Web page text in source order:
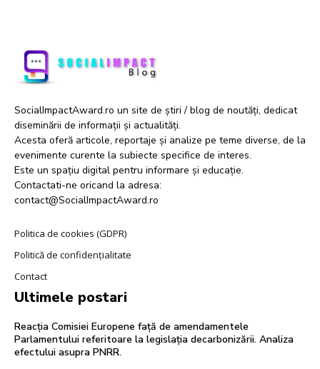
SocialImpactAward.ro un site de știri / blog de noutăți, dedicat
diseminării de informații și actualități.
Acesta oferă articole, reportaje și analize pe teme diverse, de la
evenimente curente la subiecte specifice de interes.
Este un spațiu digital pentru informare și educație.
Contactati-ne oricand la adresa:
contact@SocialImpactAward.ro
Politica de cookies (GDPR)
Politică de confidențialitate
Contact
Ultimele postari
Reacția Comisiei Europene față de amendamentele
Parlamentului referitoare la legislația decarbonizării. Analiza
efectului asupra PNRR.